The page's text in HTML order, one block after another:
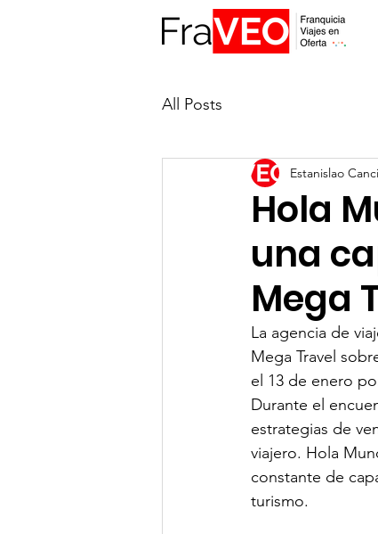
All Posts
Hola
una
Mega
Estanislao
La agencia de
Mega Travel
el 13 de enero
Durante el
estrategias de
viajero. Hola
constante de
turismo.